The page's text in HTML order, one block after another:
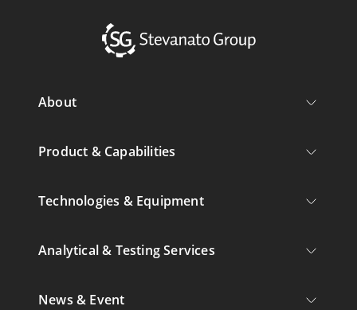
About
Product & Capabilities
Technologies & Equipment
Analytical & Testing Services
News & Event